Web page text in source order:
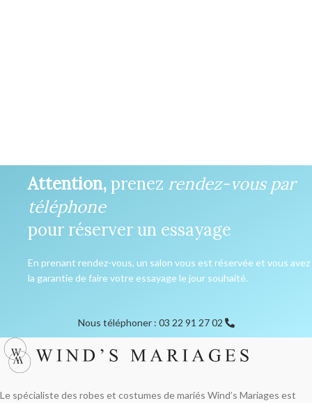
Attention,prenez rendez-vous par
téléphone
pour réserver un essayage
En prenant rendez-vous, un salon vous est réservée et vous avez
la garantie de faire votre essayage le jour souhaité.
Nous téléphoner : 03 22 91 27 02
Le spécialiste des robes et costumes de mariés Wind’s Mariages est